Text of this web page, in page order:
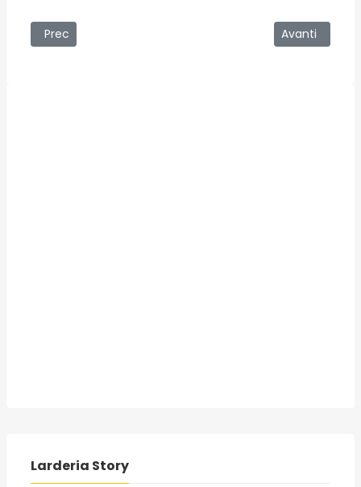
Articolo precedente: Il sindaco Buzzanca il 1 luglio a
Prec Articolo
Avanti
Larderia Story